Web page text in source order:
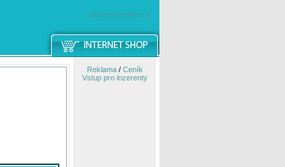
windowsmobile.cz
Reklama/ Ceník
Vstup pro inzerenty